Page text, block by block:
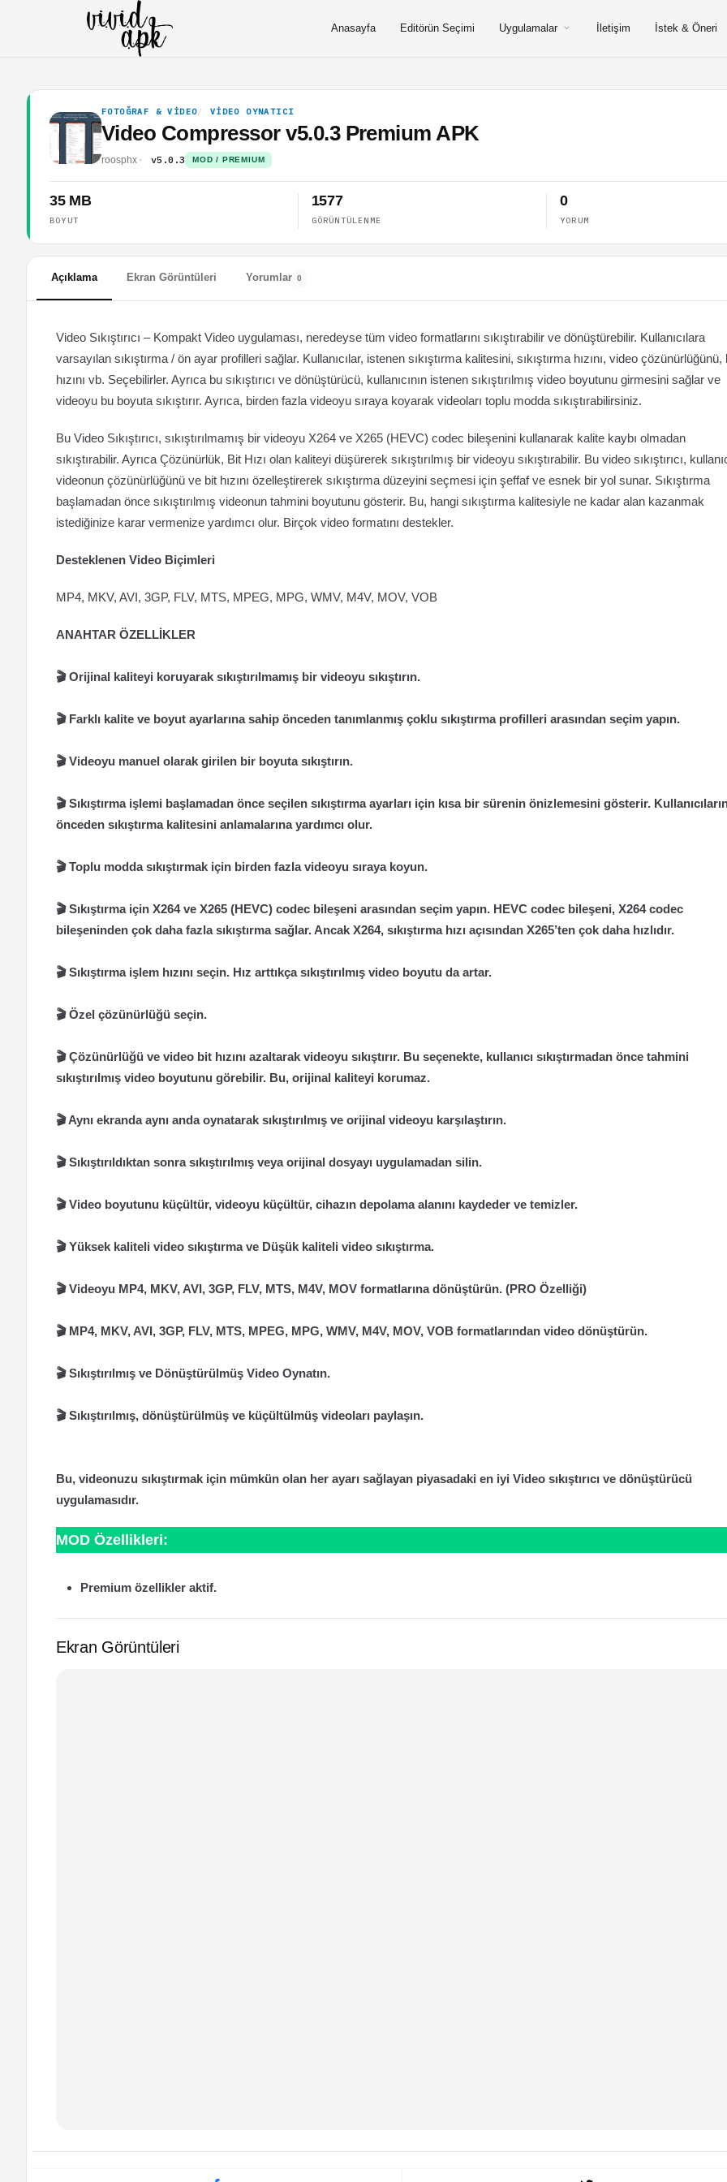
Anasayfa Editörün Seçimi Uygulamalar İletişim İstek & Öneri
FOTOĞRAF & VIDEO VIDEO OYNATICI
Video Compressor v5.0.3 Premium APK
roosphx v5.0.3 MOD / PREMIUM
35 MB
BOYUT
1577
GÖRÜNTÜLENME
0
YORUM
Açıklama Ekran Görüntüleri Yorumlar 0
Video Sıkıştırıcı – Kompakt Video uygulaması, neredeyse tüm video formatlarını sıkıştırabilir ve dönüştürebilir. Kullanıcılara
varsayılan sıkıştırma / ön ayar profilleri sağlar. Kullanıcılar, istenen sıkıştırma kalitesini, sıkıştırma hızını, video çözünürlüğünü,
hızını vb. Seçebilirler. Ayrıca bu sıkıştırıcı ve dönüştürücü, kullanıcının istenen sıkıştırılmış video boyutunu girmesini sağlar ve
videoyu bu boyuta sıkıştırır. Ayrıca, birden fazla videoyu sıraya koyarak videoları toplu modda sıkıştırabilirsiniz.
Bu Video Sıkıştırıcı, sıkıştırılmamış bir videoyu X264 ve X265 (HEVC) codec bileşenini kullanarak kalite kaybı olmadan
sıkıştırabilir. Ayrıca Çözünürlük, Bit Hızı olan kaliteyi düşürerek sıkıştırılmış bir videoyu sıkıştırabilir. Bu video sıkıştırıcı,
videonun çözünürlüğünü ve bit hızını özelleştirerek sıkıştırma düzeyini seçmesi için şeffaf ve esnek bir yol sunar. Sıkıştırma
başlamadan önce sıkıştırılmış videonun tahmini boyutunu gösterir. Bu, hangi sıkıştırma kalitesiyle ne kadar alan kazanmak
istediğinize karar vermenize yardımcı olur. Birçok video formatını destekler.
Desteklenen Video Biçimleri
MP4, MKV, AVI, 3GP, FLV, MTS, MPEG, MPG, WMV, M4V, MOV, VOB
ANAHTAR ÖZELLİKLER
🎬 Orijinal kaliteyi koruyarak sıkıştırılmamış bir videoyu sıkıştırın.
🎬 Farklı kalite ve boyut ayarlarına sahip önceden tanımlanmış çoklu sıkıştırma profilleri arasından seçim yapın.
🎬 Videoyu manuel olarak girilen bir boyuta sıkıştırın.
🎬 Sıkıştırma işlemi başlamadan önce seçilen sıkıştırma ayarları için kısa bir sürenin önizlemesini gösterir.
önceden sıkıştırma kalitesini anlamalarına yardımcı olur.
🎬 Toplu modda sıkıştırmak için birden fazla videoyu sıraya koyun.
🎬 Sıkıştırma için X264 ve X265 (HEVC) codec bileşeni arasından seçim yapın. HEVC codec bileşeni, X264 codec
bileşeninden çok daha fazla sıkıştırma sağlar. Ancak X264, sıkıştırma hızı açısından X265’ten çok daha hızlıdır.
🎬 Sıkıştırma işlem hızını seçin. Hız arttıkça sıkıştırılmış video boyutu da artar.
🎬 Özel çözünürlüğü seçin.
🎬 Çözünürlüğü ve video bit hızını azaltarak videoyu sıkıştırır. Bu seçenekte, kullanıcı sıkıştırmadan önce tahmini
sıkıştırılmış video boyutunu görebilir. Bu, orijinal kaliteyi korumaz.
🎬 Aynı ekranda aynı anda oynatarak sıkıştırılmış ve orijinal videoyu karşılaştırın.
🎬 Sıkıştırıldıktan sonra sıkıştırılmış veya orijinal dosyayı uygulamadan silin.
🎬 Video boyutunu küçültür, videoyu küçültür, cihazın depolama alanını kaydeder ve temizler.
🎬 Yüksek kaliteli video sıkıştırma ve Düşük kaliteli video sıkıştırma.
🎬 Videoyu MP4, MKV, AVI, 3GP, FLV, MTS, M4V, MOV formatlarına dönüştürün. (PRO Özelliği)
🎬 MP4, MKV, AVI, 3GP, FLV, MTS, MPEG, MPG, WMV, M4V, MOV, VOB formatlarından video dönüştürün.
🎬 Sıkıştırılmış ve Dönüştürülmüş Video Oynatın.
🎬 Sıkıştırılmış, dönüştürülmüş ve küçültülmüş videoları paylaşın.
Bu, videonuzu sıkıştırmak için mümkün olan her ayarı sağlayan piyasadaki en iyi Video sıkıştırıcı ve dönüştürücü
uygulamasıdır.
MOD Özellikleri:
Premium özellikler aktif.
Ekran Görüntüleri